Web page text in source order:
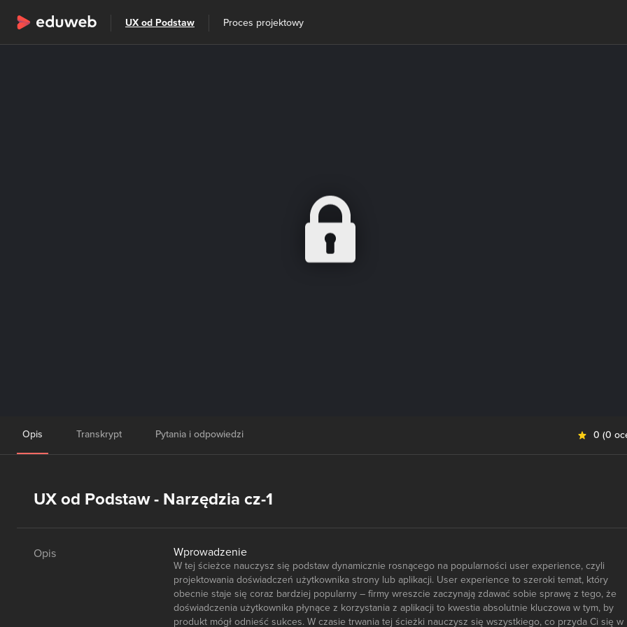
Wszystkie kategorie Szkolenia
UX od Podstaw Proces projektowy
Opis Transkrypt Pytania i odpowiedzi 0 (0
UX od Podstaw - Narzędzia cz-1
Opis Wprowadzenie
W tej ścieżce nauczysz się podstaw dynamicznie rosnącego na popularności user experience, czyli
projektowania doświadczeń użytkownika strony lub aplikacji. User experience to szeroki temat, który
obecnie staje się coraz bardziej popularny – firmy wreszcie zaczynają zdawać sobie sprawę z tego, że
doświadczenia użytkownika płynące z korzystania z aplikacji to kwestia absolutnie kluczowa w tym, by
produkt mógł odnieść sukces. W czasie trwania tej ścieżki nauczysz się wszystkiego, co przyda Ci się w